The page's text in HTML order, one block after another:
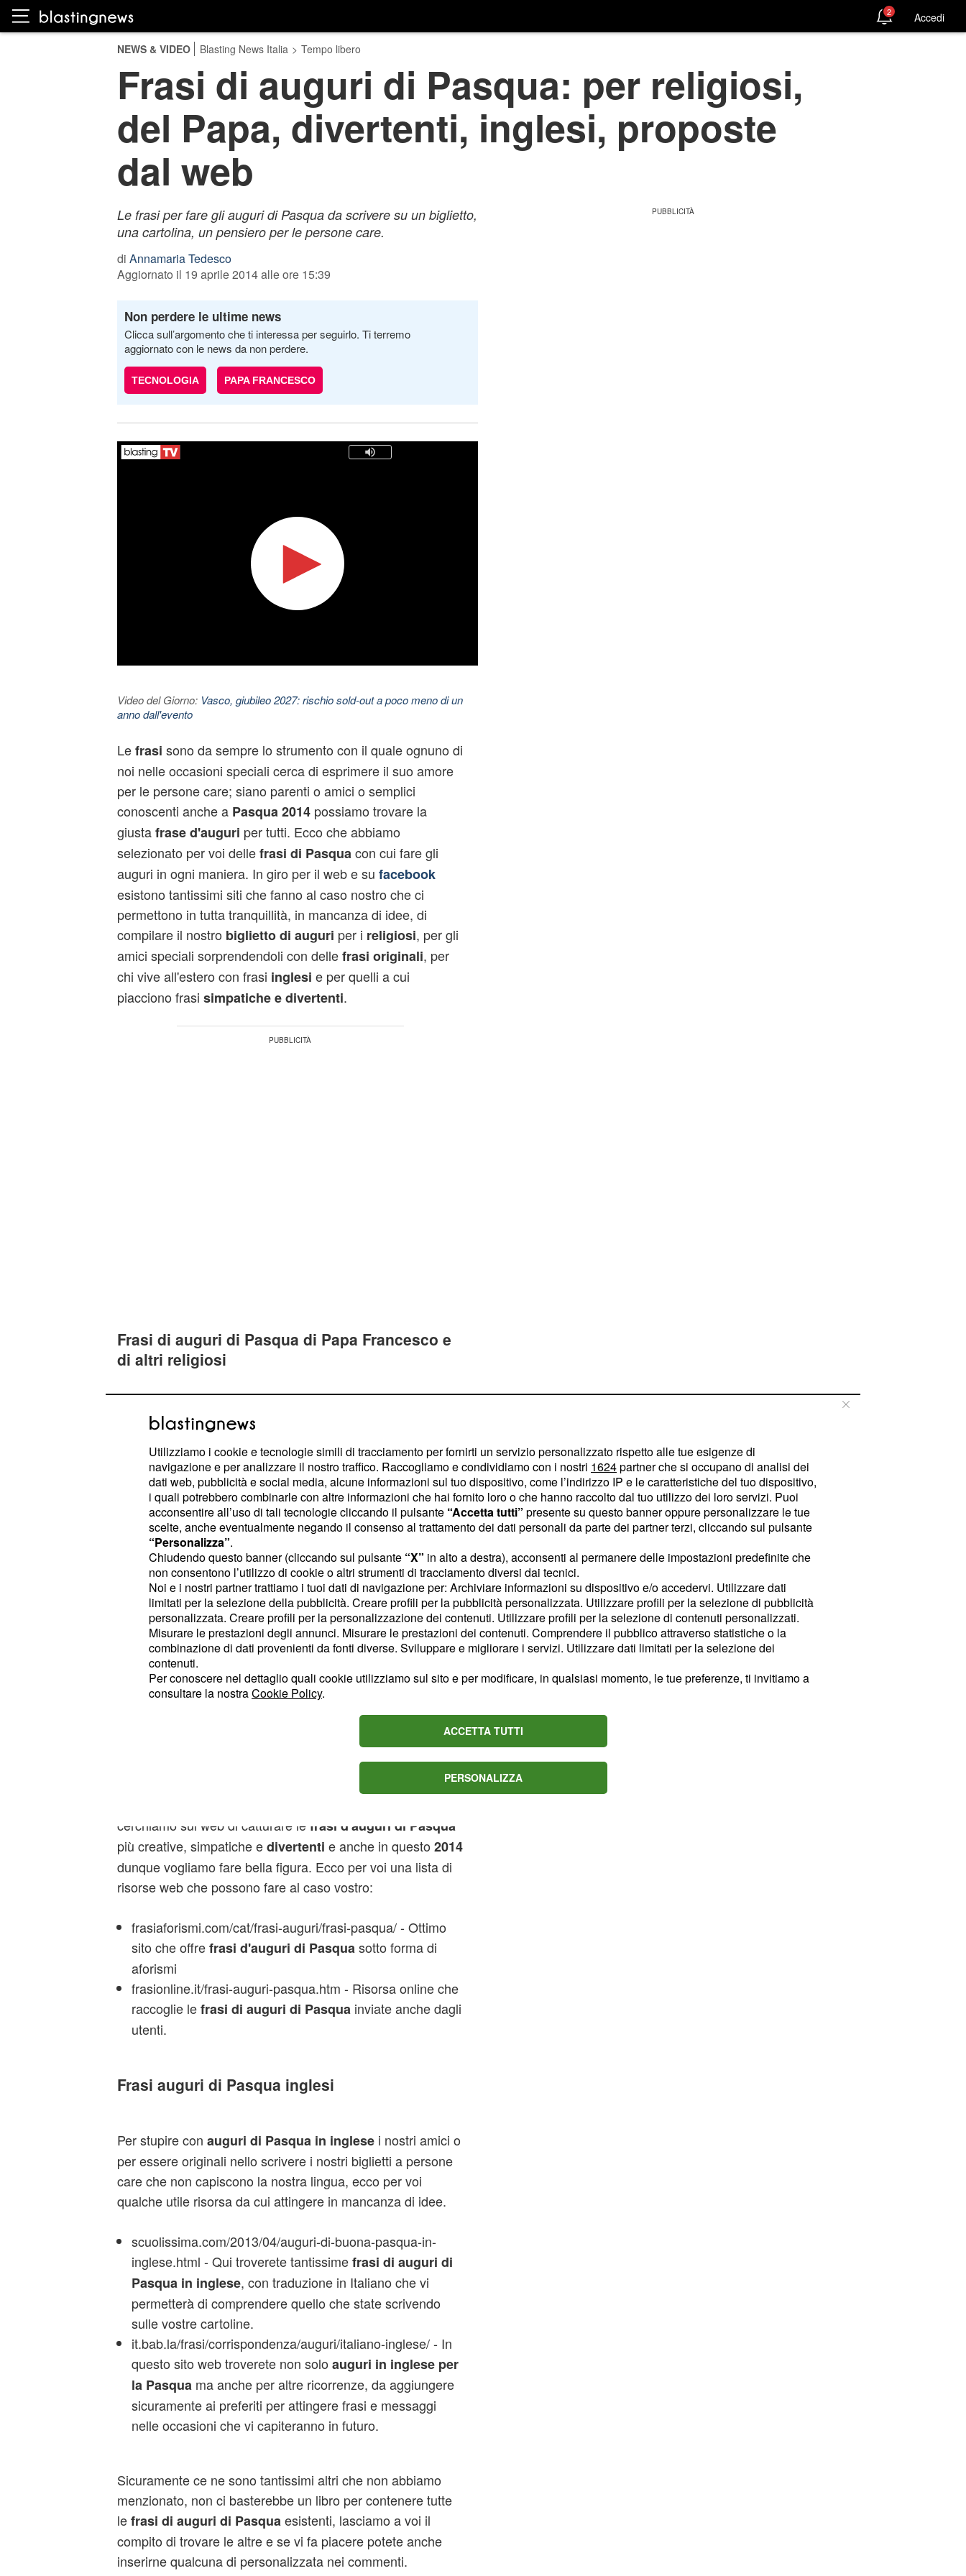
2 Accedi
NEWS & VIDEO Blasting News Italia > Tempo libero
Frasi di auguri di Pasqua: per religiosi,
del Papa, divertenti, inglesi, proposte
dal web
Le frasi per fare gli auguri di Pasqua da scrivere su un biglietto,
una cartolina, un pensiero per le persone care.
di Annamaria Tedesco
Aggiornato il 19 aprile 2014 alle ore 15:39
Non perdere le ultime news
Clicca sull’argomento che ti interessa per seguirlo. Ti terremo
aggiornato con le news da non perdere.
TECNOLOGIA PAPA FRANCESCO
Video del Giorno: Vasco, giubileo 2027: rischio sold-out a poco meno di un
anno dall'evento
Lefrasi sono da sempre lo strumento con il quale ognuno di
noi nelle occasioni speciali cerca di esprimere il suo amore
per le persone care; siano parenti o amici o semplici
conoscenti anche a Pasqua 2014possiamo trovare la
giustafrase d'auguri per tutti. Ecco che abbiamo
selezionato per voi dellefrasi di Pasqua con cui fare gli
auguri in ogni maniera. In giro per il web e su facebook
esistono tantissimi siti che fanno al caso nostro che ci
permettono in tutta tranquillità, in mancanza di idee, di
compilare il nostro biglietto di auguri per i religiosi, per gli
amici speciali sorprendendoli con dellefrasi originali, per
chi vive all'estero con frasi inglesi e per quelli a cui
piacciono frasi simpatiche e divertenti.
Frasi di auguri di Pasqua di Papa Francesco e
di altri religiosi
Il nostro Papa Francesco
per questa festività potete stupire i vostri amici e parenti con
frasi di Pasquache lui stesso ha scritto o che altrireligiosi
prima di lui hanno composto. Ecco dei suggerimenti web
dove potete trovarne alcune molto belle e originali:
auguripasqua.com/frasi-religiose-pasqua.html - Sito che
offre una ricca scelta difrasi d'auguri di Pasquadi
personaggi religiosi
linkuaggio.com/2013/03/frasi-religiose-per-auguri-di-
pasqua.html - Risorsa web che offre come il precedente
una collezione difrasi d'auguri di Pasquaconcepite dai
religiosi
Frasi Pasqua simpatiche, divertenti da inviare
cerchiamo sul web di catturare le frasi d'auguri di Pasqua
più creative, simpatiche edivertenti e anche in questo 2014
dunque vogliamo fare bella figura. Ecco per voi una lista di
risorse web che possono fare al caso vostro:
frasiaforismi.com/cat/frasi-auguri/frasi-pasqua/ - Ottimo
sito che offrefrasi d'auguri di Pasqua sotto forma di
aforismi
frasionline.it/frasi-auguri-pasqua.htm - Risorsa online che
raccoglie lefrasi di auguri di Pasqua inviate anche dagli
utenti.
Frasi auguri di Pasqua inglesi
Per stupire con auguri di Pasqua in inglesei nostri amici o
per essere originali nello scrivere i nostri biglietti a persone
care che non capiscono la nostra lingua, ecco per voi
qualche utile risorsa da cui attingere in mancanza di idee.
scuolissima.com/2013/04/auguri-di-buona-pasqua-in-
inglese.html - Qui troverete tantissimefrasi di auguri di
Pasqua in inglese, con traduzione in Italiano che vi
permetterà di comprendere quello che state scrivendo
sulle vostre cartoline.
it.bab.la/frasi/corrispondenza/auguri/italiano-inglese/ - In
questo sito web troverete non solo auguri in inglese per
la Pasquama anche per altre ricorrenze, da aggiungere
sicuramente ai preferiti per attingere frasi e messaggi
nelle occasioni che vi capiteranno in futuro.
Sicuramente ce ne sono tantissimi altri che non abbiamo
menzionato, non ci basterebbe un libro per contenere tutte
lefrasi di auguri di Pasquaesistenti, lasciamo a voi il
compito di trovare le altre e se vi fa piacere potete anche
inserirne qualcuna di personalizzata nei commenti.
Utilizziamo i cookie e tecnologie simili di tracciamento per fornirti un servizio personalizzato rispetto alle tue esigenze di
navigazione e per analizzare il nostro traffico. Raccogliamo e condividiamo con i nostri 1624partner che si occupano di analisi dei
dati web, pubblicità e social media, alcune informazioni sul tuo dispositivo, come l’indirizzo IP e le caratteristiche del tuo dispositivo,
i quali potrebbero combinarle con altre informazioni che hai fornito loro o che hanno raccolto dal tuo utilizzo dei loro servizi. Puoi
acconsentire all’uso di tali tecnologie cliccando il pulsante “Accetta tutti” presente su questo banner oppure personalizzare le tue
scelte, anche eventualmente negando il consenso al trattamento dei dati personali da parte dei partner terzi, cliccando sul pulsante
“Personalizza”.
Chiudendo questo banner (cliccando sul pulsante “X” in alto a destra), acconsenti al permanere delle impostazioni predefinite che
non consentono l’utilizzo di cookie o altri strumenti di tracciamento diversi dai tecnici.
Noi e i nostri partner trattiamo i tuoi dati di navigazione per: Archiviare informazioni su dispositivo e/o accedervi. Utilizzare dati
limitati per la selezione della pubblicità. Creare profili per la pubblicità personalizzata. Utilizzare profili per la selezione di pubblicità
personalizzata. Creare profili per la personalizzazione dei contenuti. Utilizzare profili per la selezione di contenuti personalizzati.
Misurare le prestazioni degli annunci. Misurare le prestazioni dei contenuti. Comprendere il pubblico attraverso statistiche o la
combinazione di dati provenienti da fonti diverse. Sviluppare e migliorare i servizi. Utilizzare dati limitati per la selezione dei
contenuti.
Per conoscere nel dettaglio quali cookie utilizziamo sul sito e per modificare, in qualsiasi momento, le tue preferenze, ti invitiamo a
consultare la nostraCookie Policy.
ACCETTA TUTTI
PERSONALIZZA